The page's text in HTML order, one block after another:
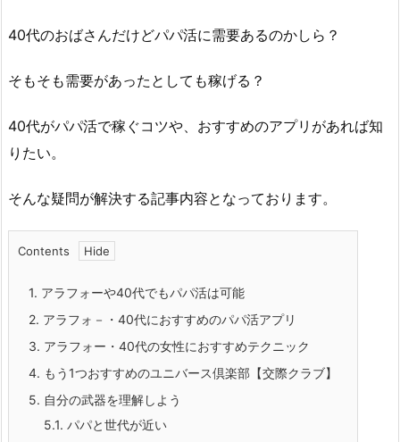
40代のおばさんだけどパパ活に需要あるのかしら？
そもそも需要があったとしても稼げる？
40代がパパ活で稼ぐコツや、おすすめのアプリがあれば知
りたい。
そんな疑問が解決する記事内容となっております。
Contents
1. アラフォーや40代でもパパ活は可能
2. アラフォ－・40代におすすめのパパ活アプリ
3. アラフォー・40代の女性におすすめテクニック
4. もう1つおすすめのユニバース倶楽部【交際クラブ】
5. 自分の武器を理解しよう
5.1. パパと世代が近い